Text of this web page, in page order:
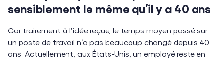
sensiblement le même qu’il y a 40 ans
Contrairement à l’idée reçue, le temps moyen passé sur
un poste de travail n’a pas beaucoup changé depuis 40
ans. Actuellement, aux États-Unis, un employé reste en